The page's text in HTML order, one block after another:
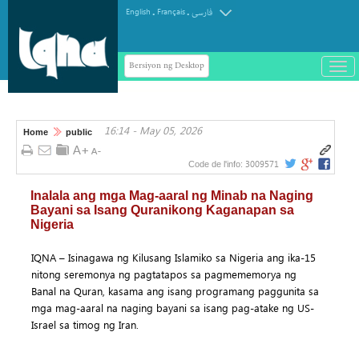
English . Français.فارسی
Bersiyon ng Desktop
باز
و
Home public 16:14 - May 05, 2026
Code de l'info: 3009571
Inalala ang mga Mag-aaral ng Minab na Naging
Bayani sa Isang Quranikong Kaganapan sa
Nigeria
IQNA – Isinagawa ng Kilusang Islamiko sa Nigeria ang ika-15
nitong seremonya ng pagtatapos sa pagmememorya ng
Banal na Quran, kasama ang isang programang paggunita sa
mga mag-aaral na naging bayani sa isang pag-atake ng US-
Israel sa timog ng Iran.